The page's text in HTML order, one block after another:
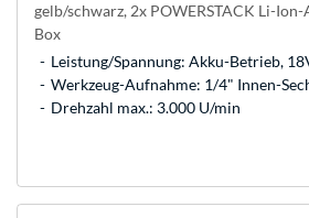
gelb/schwarz, 2x POWERSTACK Li-Ion-
Box
Leistung/Spannung: Akku-Betrieb,
Werkzeug-Aufnahme: 1/4" Innen-
Drehzahl max.: 3.000 U/min